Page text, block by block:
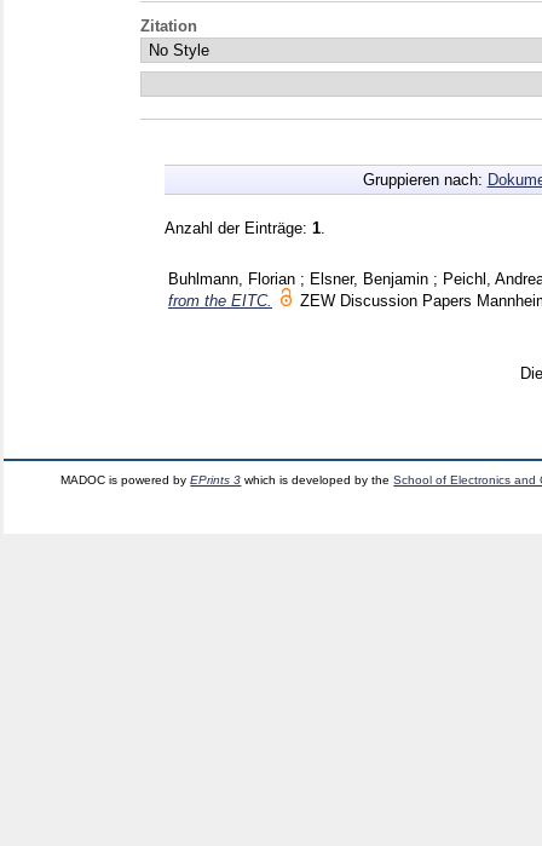
Zitation
Gruppieren nach:
Anzahl der Einträge: 1
Buhlmann, Florian ; Elsner, Benjamin ; Peichl,
from the EITC.
ZEW Discussion Papers
MADOC is powered byEPrints 3 which is developed by theSchool of Electronics and